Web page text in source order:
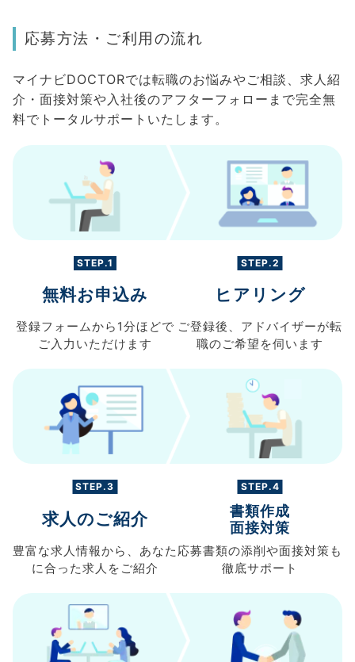
応募方法・ご利用の流れ
マイナビDOCTORでは転職のお悩みやご相談、求人紹
介・面接対策や入社後のアフターフォローまで完全無
料でトータルサポートいたします。
STEP.1
無料お申込み
登録フォームから 1分ほどで
ご入力 いただけます
STEP.2
ヒアリング
ご登録後、 アドバイザーが転
職のご希望を伺います
STEP.3
求人のご紹介
豊富な求人情報から、 あなた
に合った求人を ご紹介
STEP.4
書類作成
面接対策
応募書類の添削や面接対策も
徹底サポート